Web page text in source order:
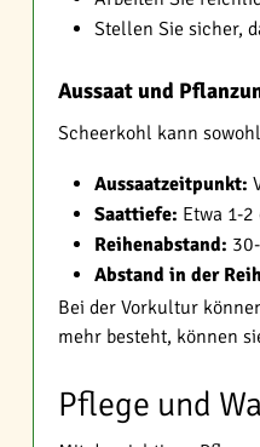
Stellen Sie sicher,
Aussaat und
Scheerkohl kann
Aussaatzeitpunkt:
Saattiefe: Etwa 1-
Reihenabstand:
Abstand in der
Bei der Vorkultur
mehr besteht, können
Pflege und